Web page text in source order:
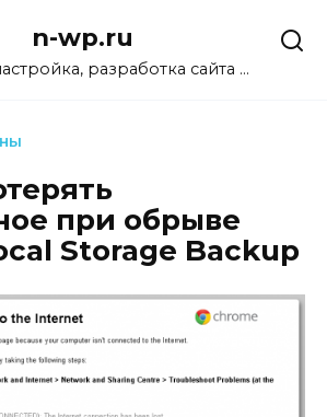
n-wp.ru
разработка сайта …
при обрыве
Storage Backup